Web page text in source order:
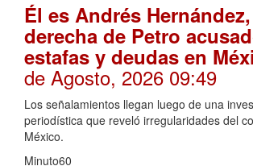
Él es Andrés
derecha de Petro
estafas y deudas en
de Agosto, 2026 09:49
Los señalamientos llegan luego de una
periodística que reveló irregularidades del
México.
Minuto60